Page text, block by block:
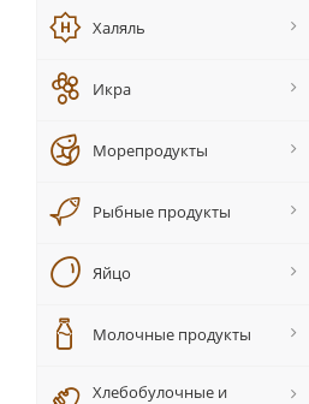
Халяль
Икра
Морепродукты
Рыбные продукты
Яйцо
Молочные продукты
Хлебобулочные и